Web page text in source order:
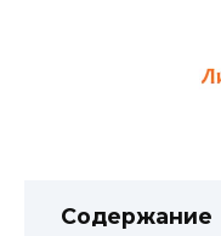
Содержание